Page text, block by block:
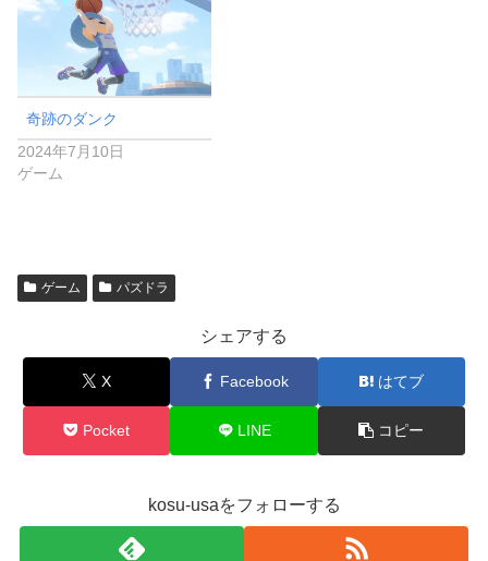
奇跡のダンク
2024年7月10日
ゲーム
ゲーム パズドラ
シェアする
X Facebook はてブ
Pocket LINE コピー
kosu-usaをフォローする